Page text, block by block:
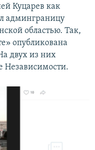
Куцарев как
админграницу
областью. Так,
опубликована
двух из них
Независимости.